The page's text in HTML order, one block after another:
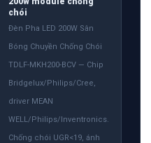
chói
Đèn Pha LED 200W Sân
Bóng Chuyền Chống Chói
TDLF-MKH200-BCV — Chip
Bridgelux/Philips/Cree,
driver MEAN
WELL/Philips/Inventronics.
Chống chói UGR<19, ánh